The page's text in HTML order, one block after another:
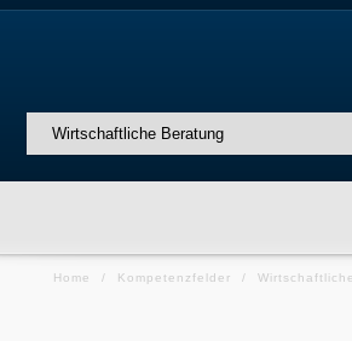
Home / Kompetenzfelder /